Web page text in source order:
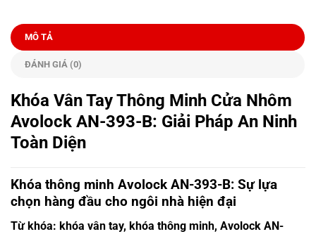
MÔ TẢ
ĐÁNH GIÁ (0)
Khóa Vân Tay Thông Minh Cửa Nhôm
Avolock AN-393-B: Giải Pháp An Ninh
Toàn Diện
Khóa thông minh Avolock AN-393-B: Sự lựa
chọn hàng đầu cho ngôi nhà hiện đại
Từ khóa: khóa vân tay, khóa thông minh, Avolock AN-